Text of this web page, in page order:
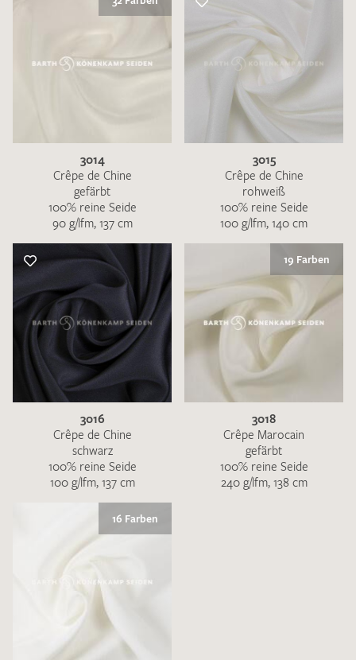
Ich bin damit einverstanden, dass meine angegebenen Daten
zur Beantwortung meiner Musteranfrage genutzt werden.
Datenschutzbestimmungen
genommen und akzeptiere diese.
MUSTERANFRAGE SENDEN
3014
Crêpe de Chine
gefärbt
100% reine Seide
90 g/lfm, 137 cm
3015
Crêpe de Chine
rohweiß
100% reine Seide
100 g/lfm, 140 cm
3016
Crêpe de Chine
schwarz
100% reine Seide
100 g/lfm, 137 cm
19 Farben
3018
Crêpe Marocain
gefärbt
100% reine Seide
240 g/lfm, 138 cm
16 Farben